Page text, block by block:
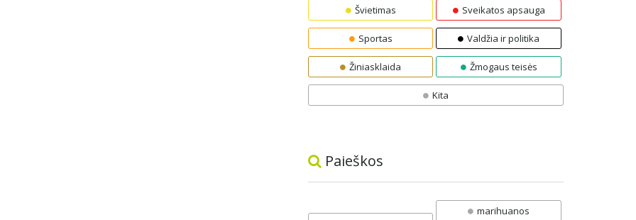
Švietimas Sveikatos apsauga
Sportas Valdžia ir politika
Žiniasklaida Žmogaus teisės
Kita
Paieškos
marihuanos